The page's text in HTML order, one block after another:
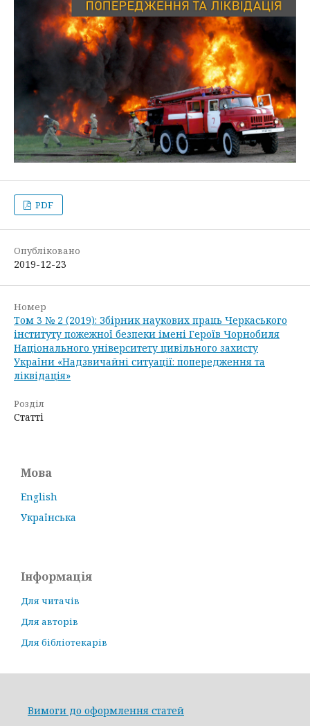
PDF
Опубліковано
2019-12-23
Номер
Том 3 № 2 (2019): Збірник наукових праць Черкаського
інституту пожежної безпеки імені Героїв Чорнобиля
Національного університету цивільного захисту
України «Надзвичайні ситуації: попередження та
ліквідація»
Розділ
Статті
Мова
English
Українська
Інформація
Для читачів
Для авторів
Для бібліотекарів
Вимоги до оформлення статей